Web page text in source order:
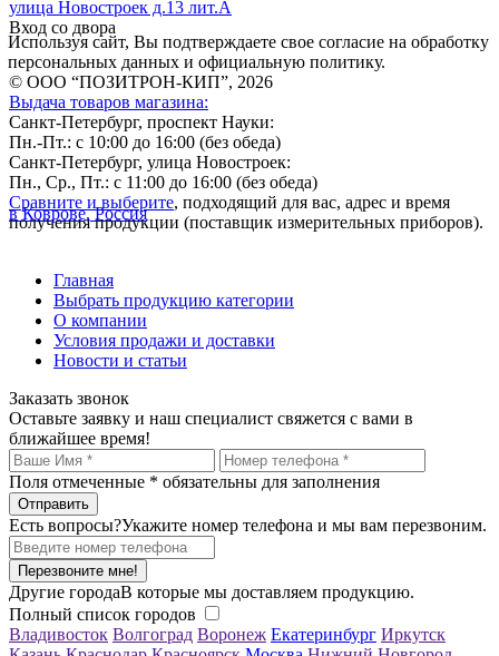
улица Новостроек д.13 лит.А
Вход со двора
Используя сайт, Вы подтверждаете свое согласие на обработку
персональных данных и официальную политику.
© ООО “ПОЗИТРОН-КИП”, 2026
Выдача товаров магазина:
Санкт-Петербург, проспект Науки:
Пн.-Пт.: с 10:00 до 16:00 (без обеда)
Санкт-Петербург, улица Новостроек:
Пн., Ср., Пт.: с 11:00 до 16:00 (без обеда)
Сравните и выберите, подходящий для вас, адрес и время
получения продукции (поставщик измерительных приборов).
в Коврове, Россия
Главная
Выбрать продукцию категории
О компании
Условия продажи и доставки
Новости и статьи
Заказать звонок
Оставьте заявку и наш специалист свяжется с вами в
ближайшее время!
Поля отмеченные * обязательны для заполнения
Есть вопросы?Укажите номер телефона и мы вам перезвоним.
Перезвоните мне!
Другие городаВ которые мы доставляем продукцию.
Полный список городов
Владивосток Волгоград Воронеж Екатеринбург Иркутск